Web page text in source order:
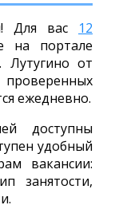
Для вас 12
на портале
от
ежедневно.
доступны
удобный
вакансии:
занятости,